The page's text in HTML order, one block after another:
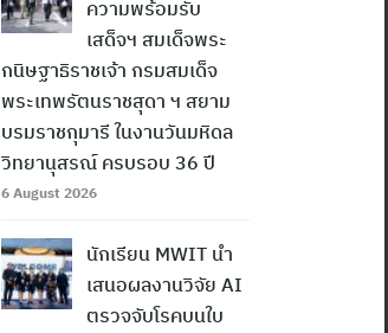
ความพร้อมรับ
เสด็จฯ สมเด็จพระ
กนิษฐาธิราชเจ้า กรมสมเด็จ
พระเทพรัตนราชสุดา ฯ สยาม
บรมราชกุมารี ในงานวันมหิดล
วิทยานุสรณ์ ครบรอบ 36 ปี
6 August 2026
นักเรียน MWIT นำ
เสนอผลงานวิจัย AI
ตรวจจับโรคบนใบ